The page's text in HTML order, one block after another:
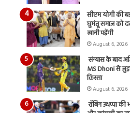
सीएम योगी की
घुमंतू समाज को
खानी पड़ेंगी
August 6, 2026
संन्यास के बाद
MS Dhoni से
किस्सा
August 6, 2026
रॉबिन उथप्पा की